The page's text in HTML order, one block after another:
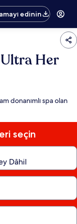
edinin
Her
donanımlı spa olan
seçin